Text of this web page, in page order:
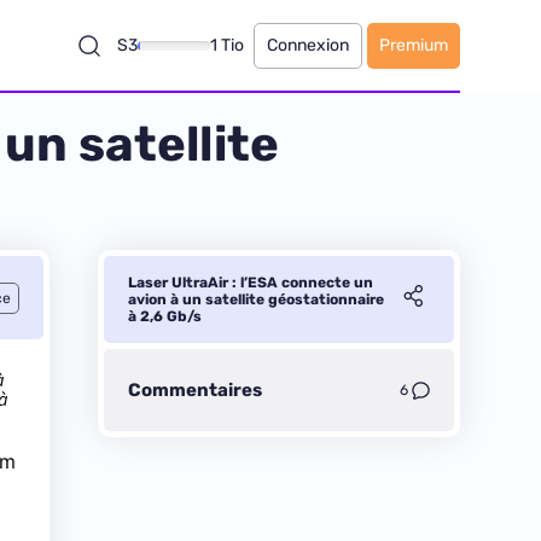
S3 1 Tio Connexion Premium
un satellite
Laser UltraAir : l’ESA connecte un
avion à un satellite géostationnaire
à 2,6 Gb/s
Commentaires 6